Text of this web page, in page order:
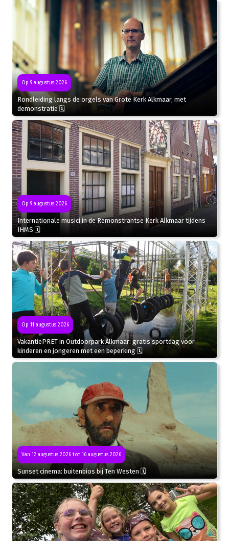
Op 9 augustus 2026
Rondleiding langs de orgels van Grote Kerk Alkmaar, met
demonstratie 🗓
Op 9 augustus 2026
Internationale musici in de Remonstrantse Kerk Alkmaar tijdens
IHMS 🗓
Op 11 augustus 2026
VakantiePRET in Outdoorpark Alkmaar: gratis sportdag voor
kinderen en jongeren met een beperking 🗓
Van 12 augustus 2026 tot 16 augustus 2026
Sunset cinema: buitenbios bij Ten Westen 🗓